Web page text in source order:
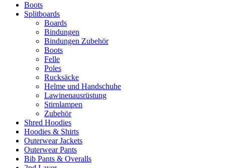
Boots
Splitboards
Boards
Bindungen
Bindungen Zubehör
Boots
Felle
Poles
Rucksäcke
Helme und Handschuhe
Lawinenausrüstung
Stirnlampen
Zubehör
Shred Hoodies
Hoodies & Shirts
Outerwear Jackets
Outerwear Pants
Bib Pants & Overalls